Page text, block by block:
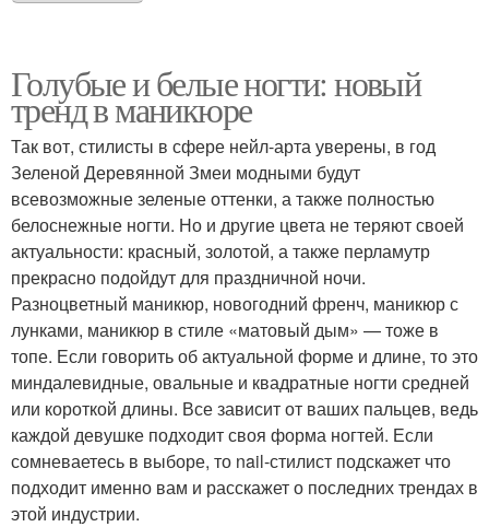
Голубые и белые ногти: новый
тренд в маникюре
Так вот, стилисты в сфере нейл-арта уверены, в год
Зеленой Деревянной Змеи модными будут
всевозможные зеленые оттенки, а также полностью
белоснежные ногти. Но и другие цвета не теряют своей
актуальности: красный, золотой, а также перламутр
прекрасно подойдут для праздничной ночи.
Разноцветный маникюр, новогодний френч, маникюр с
лунками, маникюр в стиле «матовый дым» — тоже в
топе. Если говорить об актуальной форме и длине, то это
миндалевидные, овальные и квадратные ногти средней
или короткой длины. Все зависит от ваших пальцев, ведь
каждой девушке подходит своя форма ногтей. Если
сомневаетесь в выборе, то nail-стилист подскажет что
подходит именно вам и расскажет о последних трендах в
этой индустрии.